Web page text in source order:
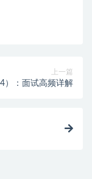
上一篇
）：面试高频详解